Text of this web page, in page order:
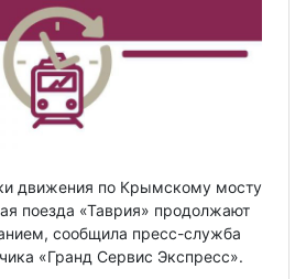
движения по Крымскому мосту
поезда «Таврия» продолжают
сообщила пресс-служба
«Гранд Сервис Экспресс».